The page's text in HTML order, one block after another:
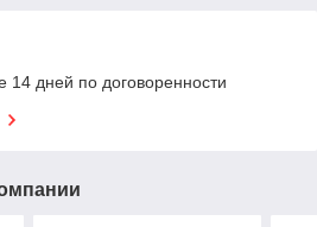
14 дней по договоренности